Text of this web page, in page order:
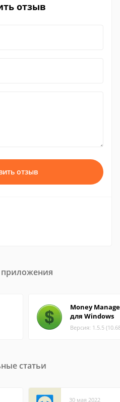
отзыв
отзыв
Money
для Windows
Версия: 1.5.5
статьи
30 мая 2022